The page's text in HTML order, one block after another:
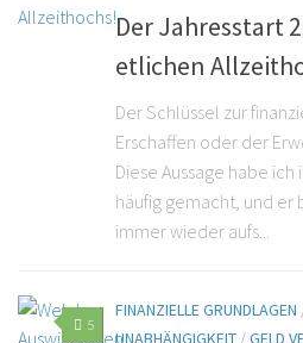
Der Jahresstart
etlichen
Der Schlüssel zur
Erschaffen oder der
Diese Aussage habe
häufig gemacht, und er
immer wieder aufs...
5
FINANZIELLE GRUNDLAGEN
UNABHÄNGIGKEIT /GELD